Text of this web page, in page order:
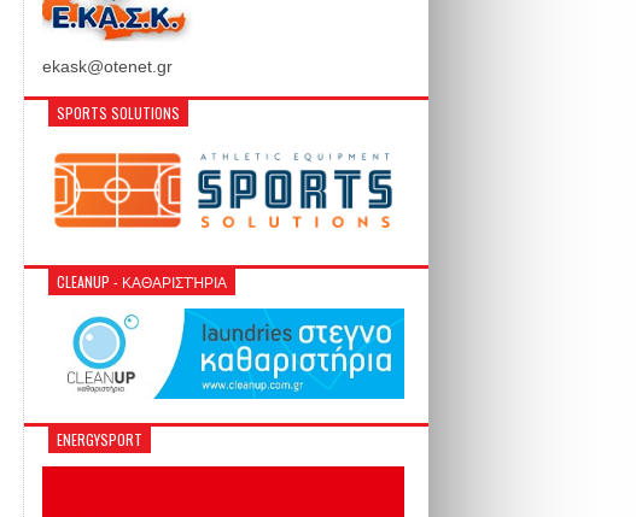
ekask@otenet.gr
SPORTS SOLUTIONS
CLEANUP - ΚΑΘΑΡΙΣΤΉΡΙΑ
ENERGYSPORT